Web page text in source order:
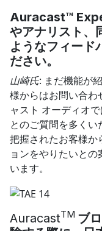
Auracast™
やアナリスト、
ようなフィード
ださい。
山崎氏: まだ機能が
様からはお問い合
ャスト オーディオ
とのご質問を多く
把握されたお客様か
ョンをやりたいと
います。
AuracastTM ブ